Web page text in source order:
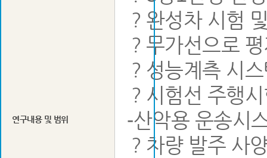
연구내용 및 범위
？완성차 시험
？무가선으로
？성능계측 시
？시험선 주행
-산악용 운송시
？차량 발주 사